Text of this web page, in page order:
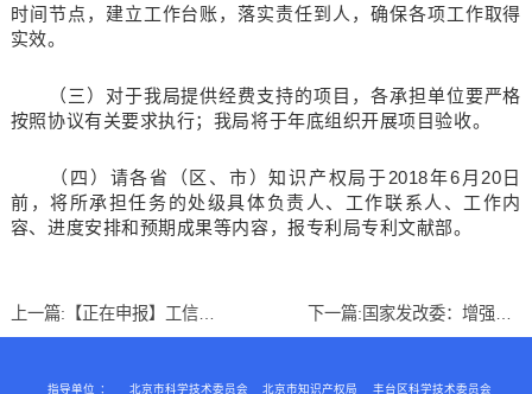
时间节点，建立工作台账，落实责任到人，确保各项工作取得
实效。
（三）对于我局提供经费支持的项目，各承担单位要严格
按照协议有关要求执行；我局将于年底组织开展项目验收。
（四）请各省（区、市）知识产权局于2018年6月20日
前，将所承担任务的处级具体负责人、工作联系人、工作内
容、进度安排和预期成果等内容，报专利局专利文献部。
上一篇: 【正在申报】工信部关于开展2018年物联网集成创新与融合应用项目征集工作的通知（7.30截止） 下一篇:
指导单位 ： 北京市科学技术委员会 北京市知识产权局 丰台区科学技术委员会